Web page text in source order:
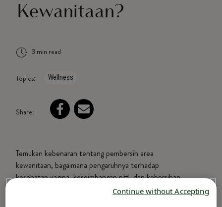
Kewanitaan?
3 min read
Topics: Wellness
Share:
Temukan kebenaran tentang pembersih area
kewanitaan, bagaimana pengaruhnya terhadap
kesehatan vagina, keseimbangan pH, dan kebersihan.
Pelajari praktik aman dan manfaat PembersihContinue without Accepting